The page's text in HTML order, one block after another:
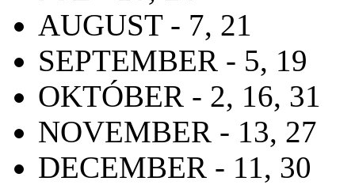
AUGUST - 7, 21
SEPTEMBER - 5, 19
OKTÓBER - 2, 16, 31
NOVEMBER - 13, 27
DECEMBER - 11, 30